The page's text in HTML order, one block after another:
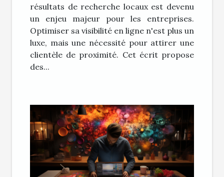
résultats de recherche locaux est devenu
un enjeu majeur pour les entreprises.
Optimiser sa visibilité en ligne n'est plus un
luxe, mais une nécessité pour attirer une
clientèle de proximité. Cet écrit propose
des...